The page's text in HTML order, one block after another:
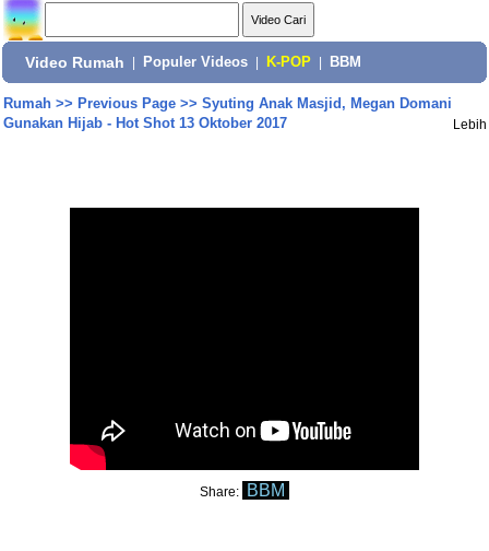
Video Rumah Populer Videos K-POP BBM
Rumah>> Previous Page>> Syuting Anak Masjid, Megan Domani
Gunakan Hijab - Hot Shot 13 Oktober 2017
Lebih
Share: BBM